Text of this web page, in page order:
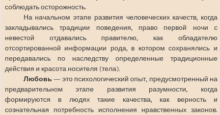
соблюдать осторожность.
На начальном этапе развития человеческих качеств, когда
закладывались традиции поведения, право первой ночи с
невестой отдавались правителю, как обладателю
отсортированной информации рода, в котором сохранялись и
передавались по наследству определенные традиционные
действия и красота носителя (тела).
Любовь— это психологический опыт, предусмотренный на
предварительном этапе развития разумности, когда
формируются в людях такие качества, как верность и
сознательная потребность исполнения нравственных законов.